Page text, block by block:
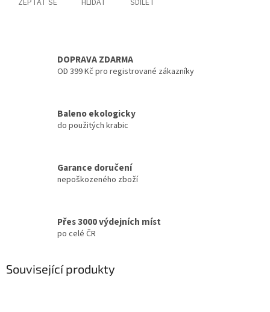
ZEPTAT SE HLÍDAT SDÍLET
DOPRAVA ZDARMA
OD 399 Kč pro registrované zákazníky
Baleno ekologicky
do použitých krabic
Garance doručení
nepoškozeného zboží
Přes 3000 výdejních míst
po celé ČR
Související produkty